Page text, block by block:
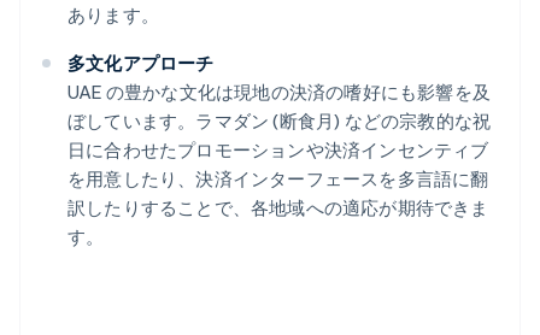
あります。
多文化アプローチ
UAE の豊かな文化は現地の決済の嗜好にも影響を及
ぼしています。ラマダン (断食月) などの宗教的な祝
日に合わせたプロモーションや決済インセンティブ
を用意したり、決済インターフェースを多言語に翻
訳したりすることで、各地域への適応が期待できま
す。